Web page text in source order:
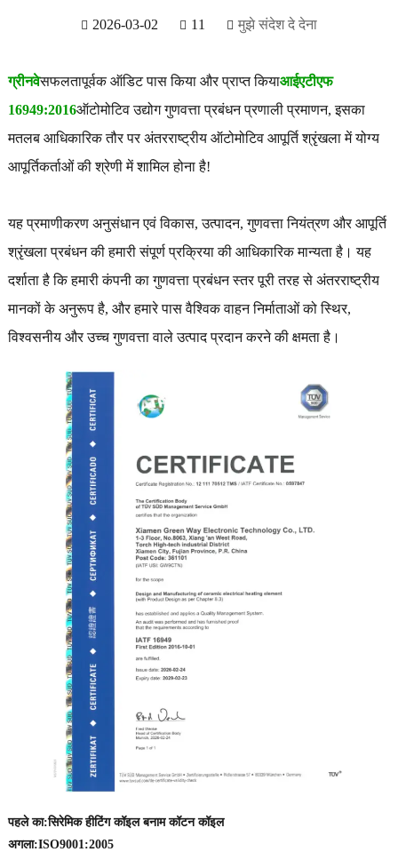
2026-03-02 11 मुझे संदेश दे देना
ग्रीनवेसफलतापूर्वक ऑडिट पास किया और प्राप्त कियाआईएटीएफ
16949:2016ऑटोमोटिव उद्योग गुणवत्ता प्रबंधन प्रणाली प्रमाणन, इसका
मतलब आधिकारिक तौर पर अंतरराष्ट्रीय ऑटोमोटिव आपूर्ति श्रृंखला में योग्य
आपूर्तिकर्ताओं की श्रेणी में शामिल होना है!
यह प्रमाणीकरण अनुसंधान एवं विकास, उत्पादन, गुणवत्ता नियंत्रण और आपूर्ति
श्रृंखला प्रबंधन की हमारी संपूर्ण प्रक्रिया की आधिकारिक मान्यता है। यह
दर्शाता है कि हमारी कंपनी का गुणवत्ता प्रबंधन स्तर पूरी तरह से अंतरराष्ट्रीय
मानकों के अनुरूप है, और हमारे पास वैश्विक वाहन निर्माताओं को स्थिर,
विश्वसनीय और उच्च गुणवत्ता वाले उत्पाद प्रदान करने की क्षमता है।
पहले का:सिरेमिक हीटिंग कॉइल बनाम कॉटन कॉइल
अगला:ISO9001:2005